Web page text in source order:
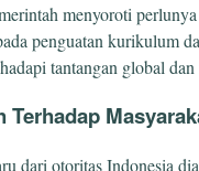
menyoroti
penguatan kurikulum
tantangan global
Terhadap
dari otoritas Indonesia